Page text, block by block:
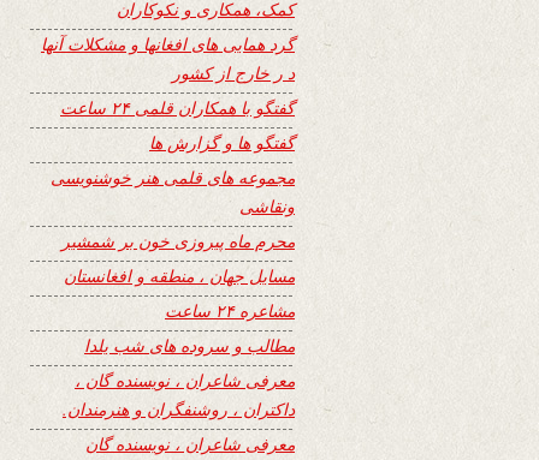
کمک، همکاری و نکوکاران
گرد همایی های افغانها و مشکلات آنها
د ر خارج از کشور
گفتگو با همکاران قلمی ۲۴ ساعت
گفتگو ها و گزارش ها
مجموعه های قلمی هنر خوشنویسی
ونقاشی
محرم ماه پیروزی خون بر شمشیر
مسایل جهان ، منطقه و افغانستان
مشاعره ۲۴ ساعت
مطالب و سروده های شب یلدا
معرفی شاعران ، نویسنده گان ،
داکتران ، روشنفگران و هنرمندان.
معرفی شاعران ، نویسنده گان